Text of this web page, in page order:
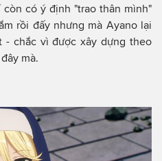
có ý định "trao thân mình"
rồi đấy nhưng mà Ayano lại
- chắc vì được xây dựng theo
mà.